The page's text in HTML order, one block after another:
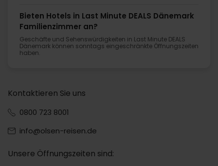
Bieten Hotels in Last Minute DEALS Dänemark
Familienzimmer an?
Geschäfte und Sehenswürdigkeiten in Last Minute DEALS
Dänemark können sonntags eingeschränkte Öffnungszeiten
haben.
Kontaktieren Sie uns
0800 723 8001
info@olsen-reisen.de
Unsere Öffnungszeiten sind: